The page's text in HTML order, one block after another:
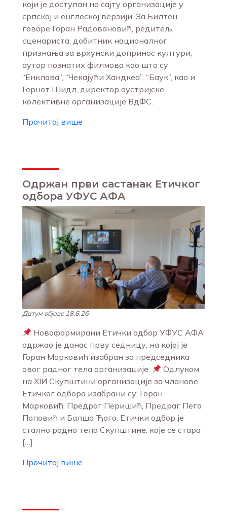
који је доступан на сајту организације у
српској и енглеској верзији. За Билтен
говоре Горан Радовановић, редитељ,
сценариста, добитник националног
признања за врхунски допринос култури,
аутор познатих филмова као што су
“Енклава”, “Чекајући Хандкеа”, “Баук”, као и
Гернот Шидл, директор аустријске
колективне организације ВдФС.
Прочитај више
Одржан први састанак Етичког
одбора УФУС АФА
Датум објаве 18.6.26
Новоформирани Етички одбор УФУС АФА
одржао је данас прву седницу, на којој је
Горан Марковић изабран за председника
овог радног тела организације.
Одлуком
на XIИ Скупштини организације за чланове
Етичког одбора изабрани су: Горан
Марковић, Предраг Перишић, Предраг Пега
Поповић и Балша Ђого. Етички одбор је
стално радно тело Скупштине, које се стара
[…]
Прочитај више